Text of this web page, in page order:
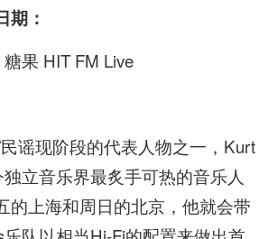
期：
果 HIT FM Live
谣现阶段的代表人物之一，Kurt
立音乐界最炙手可热的音乐人
的上海和周日的北京，他就会带